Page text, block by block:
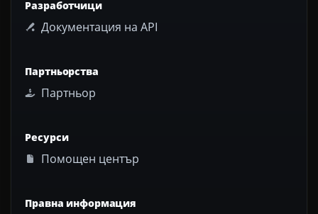
Разработчици
Документация на API
Партньорства
Партньор
Ресурси
Помощен център
Правна информация